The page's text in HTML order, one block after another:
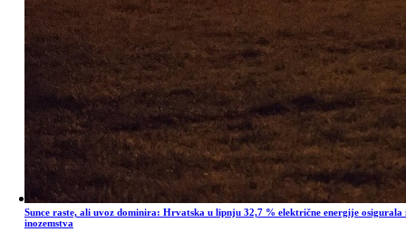
Sunce raste, ali uvoz dominira: Hrvatska u lipnju 32,7 % električne energije osigurala
inozemstva